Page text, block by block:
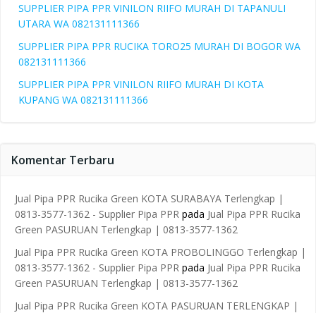
SUPPLIER PIPA PPR VINILON RIIFO MURAH DI TAPANULI
UTARA WA 082131111366
SUPPLIER PIPA PPR RUCIKA TORO25 MURAH DI BOGOR WA
082131111366
SUPPLIER PIPA PPR VINILON RIIFO MURAH DI KOTA
KUPANG WA 082131111366
Komentar Terbaru
Jual Pipa PPR Rucika Green KOTA SURABAYA Terlengkap |
0813-3577-1362 - Supplier Pipa PPR pada Jual Pipa PPR Rucika
Green PASURUAN Terlengkap | 0813-3577-1362
Jual Pipa PPR Rucika Green KOTA PROBOLINGGO Terlengkap |
0813-3577-1362 - Supplier Pipa PPR pada Jual Pipa PPR Rucika
Green PASURUAN Terlengkap | 0813-3577-1362
Jual Pipa PPR Rucika Green KOTA PASURUAN TERLENGKAP |